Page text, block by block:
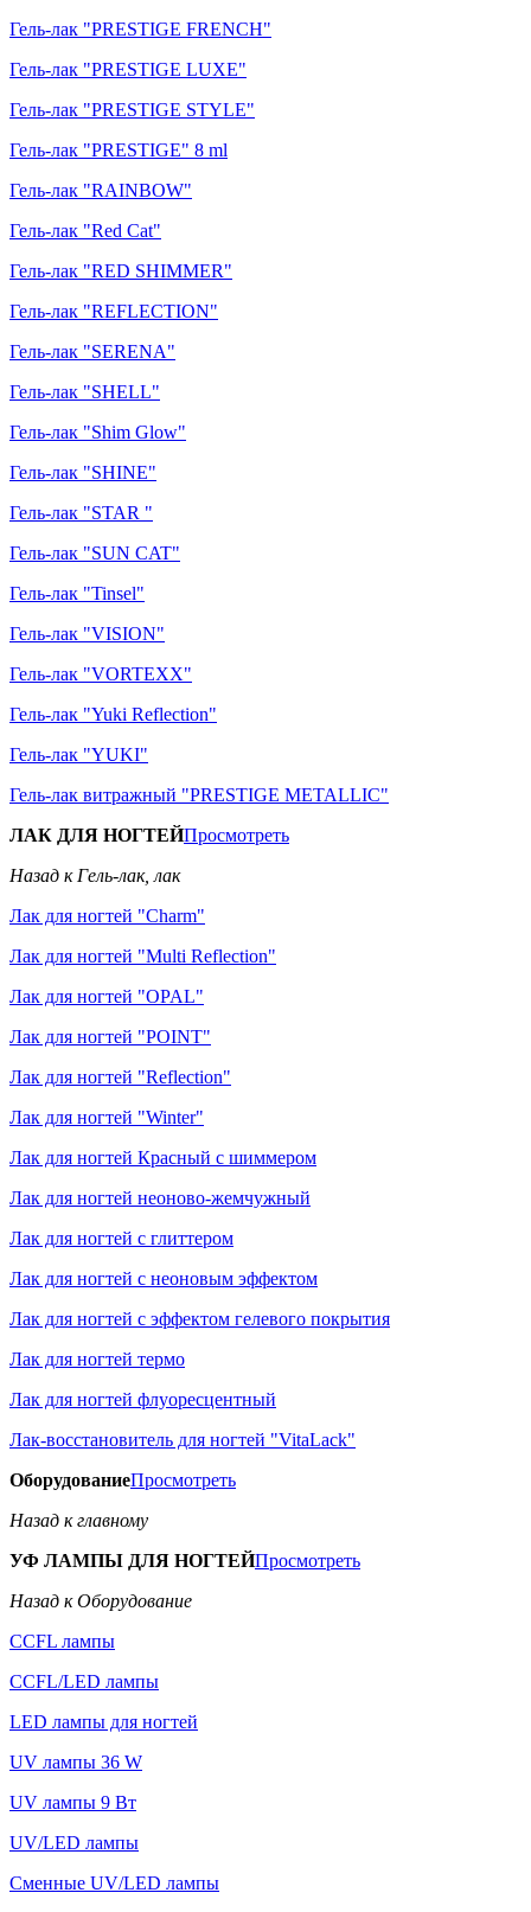
Гель-лак "PRESTIGE FRENCH"
Гель-лак "PRESTIGE LUXE"
Гель-лак "PRESTIGE STYLE"
Гель-лак "PRESTIGE" 8 ml
Гель-лак "RAINBOW"
Гель-лак "Red Cat"
Гель-лак "RED SHIMMER"
Гель-лак "REFLECTION"
Гель-лак "SERENA"
Гель-лак "SHELL"
Гель-лак "Shim Glow"
Гель-лак "SHINE"
Гель-лак "STAR "
Гель-лак "SUN CAT"
Гель-лак "Tinsel"
Гель-лак "VISION"
Гель-лак "VORTEXX"
Гель-лак "Yuki Reflection"
Гель-лак "YUKI"
Гель-лак витражный "PRESTIGE METALLIC"
ЛАК ДЛЯ НОГТЕЙПросмотреть
Назад к Гель-лак, лак
Лак для ногтей "Charm"
Лак для ногтей "Multi Reflection"
Лак для ногтей "OPAL"
Лак для ногтей "POINT"
Лак для ногтей "Reflection"
Лак для ногтей "Winter"
Лак для ногтей Красный с шиммером
Лак для ногтей неоново-жемчужный
Лак для ногтей с глиттером
Лак для ногтей с неоновым эффектом
Лак для ногтей с эффектом гелевого покрытия
Лак для ногтей термо
Лак для ногтей флуоресцентный
Лак-восстановитель для ногтей "VitaLack"
ОборудованиеПросмотреть
Назад к главному
УФ ЛАМПЫ ДЛЯ НОГТЕЙПросмотреть
Назад к Оборудование
CCFL лампы
CCFL/LED лампы
LED лампы для ногтей
UV лампы 36 W
UV лампы 9 Вт
UV/LED лампы
Сменные UV/LED лампы